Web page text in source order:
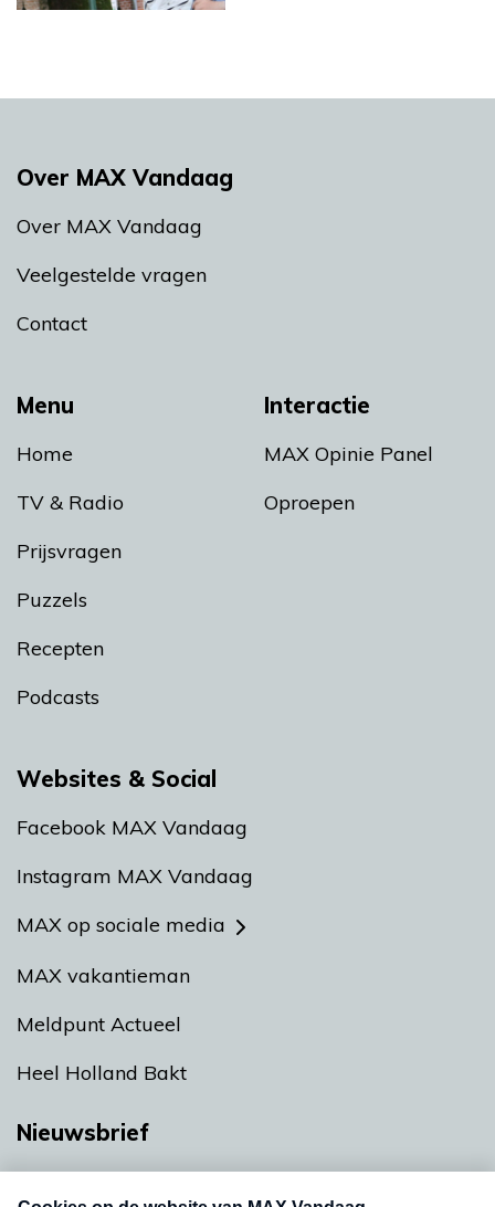
Menu
Home
TV & Radio
Prijsvragen
Puzzels
Recepten
Podcasts
Interactie
MAX Opinie Panel
Oproepen
Over MAX Vandaag
Over MAX Vandaag
Veelgestelde vragen
Contact
Websites & Social
Facebook MAX Vandaag
Instagram MAX Vandaag
MAX op sociale media
MAX vakantieman
Meldpunt Actueel
Heel Holland Bakt
Nieuwsbrief
Neem hier een gratis abonnement op onze